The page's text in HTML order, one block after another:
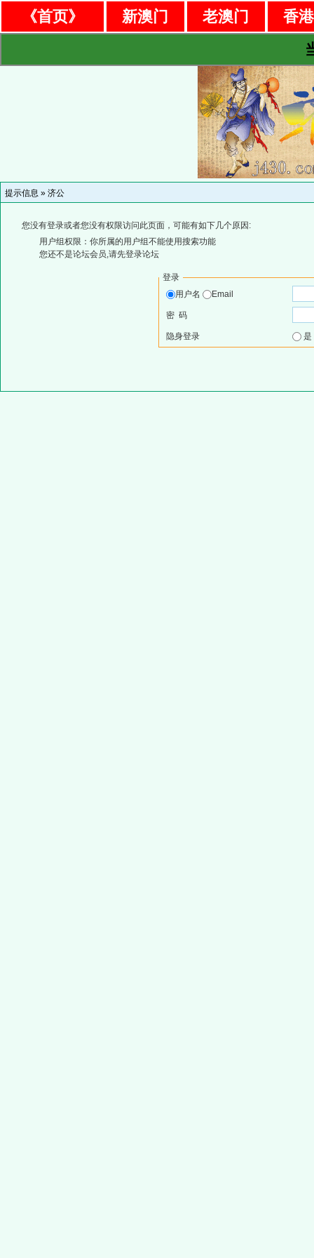
《首页》 新澳门 老澳门
香
提示信息 » 济公
您没有登录或者您没有权限访问此页面，可能有如下几个原因:
用户组权限：你所属的用户组不能使用搜索功能
您还不是论坛会员,请先登录论坛
登录
用户名
Email
密 码
隐身登录